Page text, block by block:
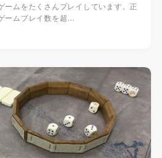
ムをたくさんプレイしています。正
ームプレイ数を超…